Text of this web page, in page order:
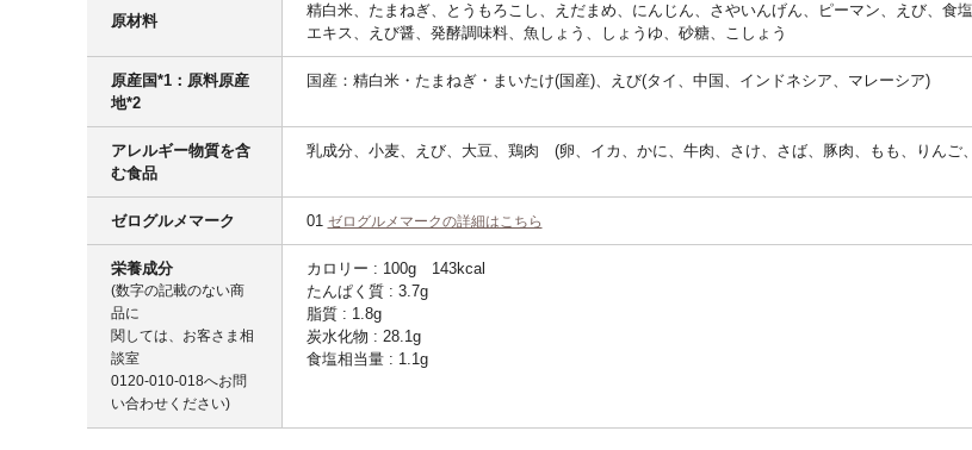
原材料
精白米、たまねぎ、とうもろこし、えだまめ、にんじん、さやいんげん、ピーマン、えび、
エキス、えび醤、発酵調味料、魚しょう、しょうゆ、砂糖、こしょう
原産国*1：原料原産
地*2
国産：精白米・たまねぎ・まいたけ(国産)、えび(タイ、中国、インドネシア、マレーシア)
アレルギー物質を含
む食品
乳成分、小麦、えび、大豆、鶏肉 (卵、イカ、かに、牛肉、さけ、さば、豚肉、もも、りんご
ゼログルメマーク 01 ゼログルメマークの詳細はこちら
栄養成分
(数字の記載のない商
品に
関しては、お客さま相
談室
0120-010-018へお問
い合わせください)
カロリー : 100g 143kcal
たんぱく質 : 3.7g
脂質 : 1.8g
炭水化物 : 28.1g
食塩相当量 : 1.1g